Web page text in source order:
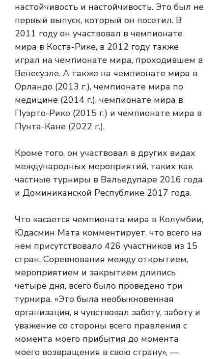
настойчивость и настойчивость. Это был не
первый выпуск, который он посетил. В
2011 году он участвовал в чемпионате
мира в Коста-Рике, в 2012 году также
играл на чемпионате мира, проходившем в
Венесуэле. А также на чемпионате мира в
Орландо (2013 г.), чемпионате мира по
медицине (2014 г.), чемпионате мира в
Пуэрто-Рико (2015 г.) и чемпионате мира в
Пунта-Кане (2022 г.).
Кроме того, он участвовал в других видах
международных мероприятий, таких как
частные турниры в Вальедупаре 2016 года
и Доминиканской Республике 2017 года.
Что касается чемпионата мира в Колумбии,
Юдасмин Мата комментирует, что всего на
нем присутствовало 426 участников из 15
стран. Соревнования между открытием,
мероприятием и закрытием длились
четыре дня, всего было проведено три
турнира. «Это была необыкновенная
организация, я чувствовал заботу, заботу и
уважение со стороны всего правления с
момента моего прибытия до момента
моего возвращения в свою страну», —